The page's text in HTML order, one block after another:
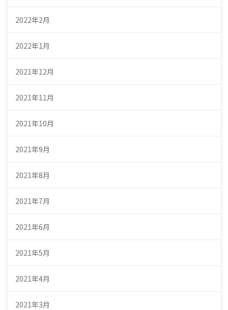
2022年2月
2022年1月
2021年12月
2021年11月
2021年10月
2021年9月
2021年8月
2021年7月
2021年6月
2021年5月
2021年4月
2021年3月